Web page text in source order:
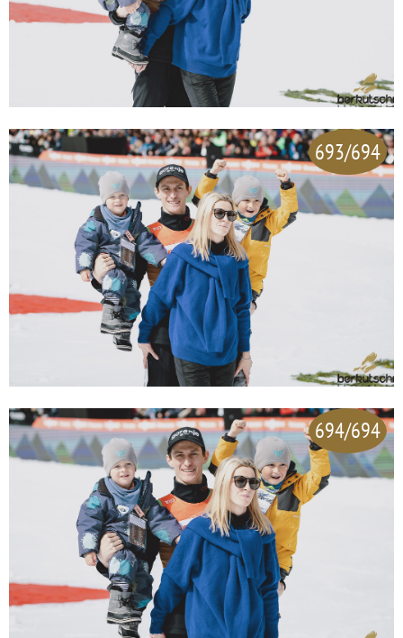
693/694
694/694